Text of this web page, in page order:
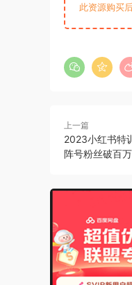
此资源购买
上一篇
2023小红书特
阵号粉丝破百万